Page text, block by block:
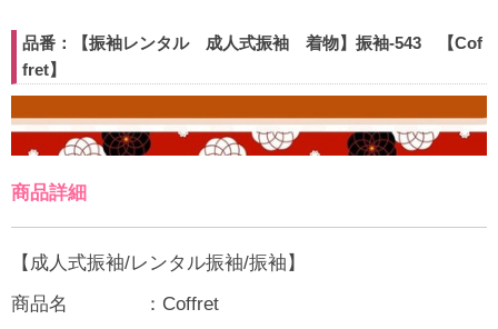
品番：【振袖レンタル 成人式振袖 着物】振袖-543 【Cof
fret】
商品詳細
【成人式振袖/レンタル振袖/振袖】
商品名 ：Coffret